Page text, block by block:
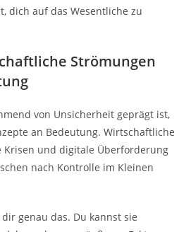
dich auf das Wesentliche zu
Strömungen
von Unsicherheit geprägt ist,
an Bedeutung. Wirtschaftliche
Krisen und digitale Überforderung
nach Kontrolle im Kleinen
genau das. Du kannst sie